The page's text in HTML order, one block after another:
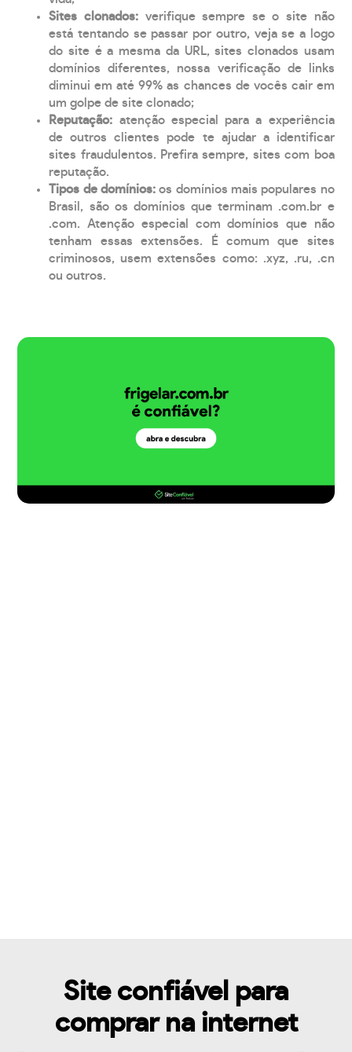
Sites clonados: verifique sempre se o site não
está tentando se passar por outro, veja se a logo
do site é a mesma da URL, sites clonados usam
domínios diferentes, nossa verificação de links
diminui em até 99% as chances de vocês cair em
um golpe de site clonado;
Reputação: atenção especial para a experiência
de outros clientes pode te ajudar a identificar
sites fraudulentos. Prefira sempre, sites com boa
reputação.
Tipos de domínios:os domínios mais populares no
Brasil, são os domínios que terminam .com.br e
.com. Atenção especial com domínios que não
tenham essas extensões. É comum que sites
criminosos, usem extensões como: .xyz, .ru, .cn
ou outros.
Site confiável para
comprar na internet